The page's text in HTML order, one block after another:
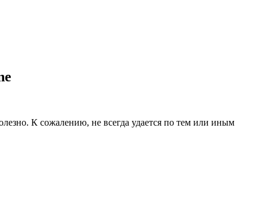
К сожалению, не всегда удается по тем или иным